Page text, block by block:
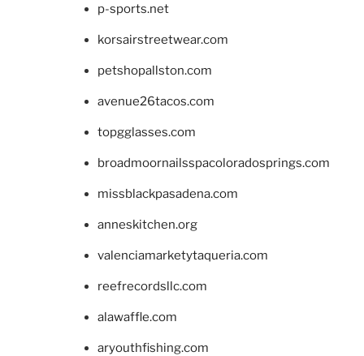
p-sports.net
korsairstreetwear.com
petshopallston.com
avenue26tacos.com
topgglasses.com
broadmoornailsspacoloradosprings.com
missblackpasadena.com
anneskitchen.org
valenciamarketytaqueria.com
reefrecordsllc.com
alawaffle.com
aryouthfishing.com